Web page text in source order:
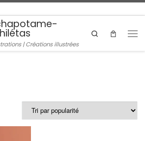
| Créations illustrées
Search